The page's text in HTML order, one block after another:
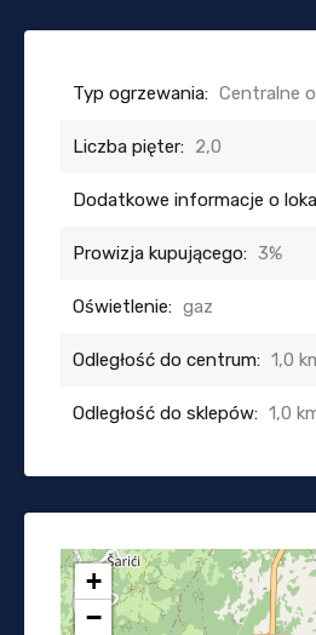
Typ ogrzewania: Centralne
Liczba pięter: 2,0
Dodatkowe informacje o
Prowizja kupującego: 3%
Oświetlenie: gaz
Odległość do centrum: 1,0
Odległość do sklepów: 1,0
+
−